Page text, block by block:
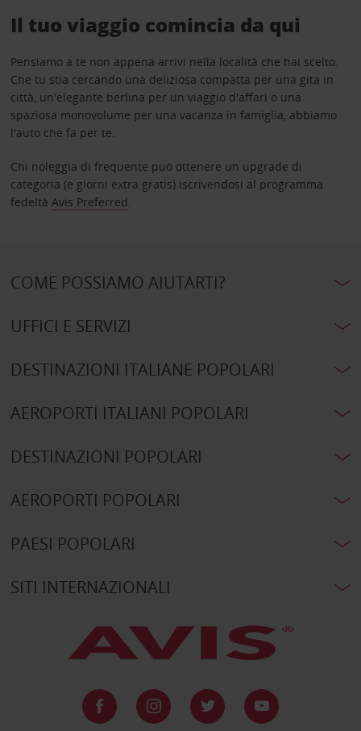
Il tuo viaggio comincia da qui
Pensiamo a te non appena arrivi nella località che hai scelto.
Che tu stia cercando una deliziosa compatta per una gita in
città, un'elegante berlina per un viaggio d'affari o una
spaziosa monovolume per una vacanza in famiglia, abbiamo
l'auto che fa per te.
Chi noleggia di frequente può ottenere un upgrade di
categoria (e giorni extra gratis) iscrivendosi al programma
fedeltà Avis Preferred.
COME POSSIAMO AIUTARTI?
UFFICI E SERVIZI
DESTINAZIONI ITALIANE POPOLARI
AEROPORTI ITALIANI POPOLARI
DESTINAZIONI POPOLARI
AEROPORTI POPOLARI
PAESI POPOLARI
SITI INTERNAZIONALI